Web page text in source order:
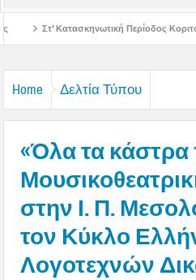
Περίοδος Κοριτσιών Γυμνασίου
Home Δελτία Τύπου
«Όλα τα κάστρα
στην Ι. Π.
τον Κύκλο
Λογοτεχνών